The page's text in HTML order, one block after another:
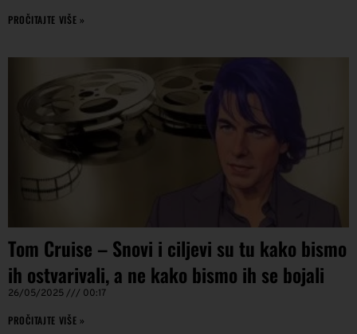
PROČITAJTE VIŠE »
Tom Cruise – Snovi i ciljevi su tu kako bismo
ih ostvarivali, a ne kako bismo ih se bojali
26/05/2025 00:17
PROČITAJTE VIŠE »